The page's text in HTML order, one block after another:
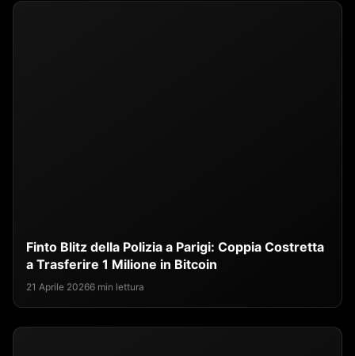
Finto Blitz della Polizia a Parigi: Coppia Costretta
a Trasferire 1 Milione in Bitcoin
21 Aprile 20266 min lettura